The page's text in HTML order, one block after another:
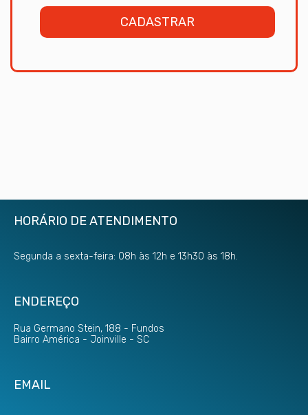
CADASTRAR
HORÁRIO DE ATENDIMENTO
Segunda a sexta-feira: 08h às 12h e 13h30 às 18h.
ENDEREÇO
Rua Germano Stein, 188 - Fundos
Bairro América - Joinville - SC
EMAIL